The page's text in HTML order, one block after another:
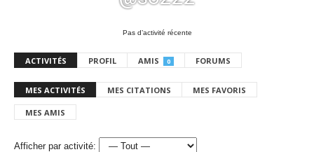
Pas d’activité récente
ACTIVITÉS PROFIL AMIS 0 FORUMS
MES ACTIVITÉS MES CITATIONS MES FAVORIS
MES AMIS
Afficher par activité: